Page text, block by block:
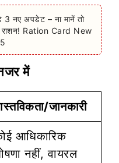
3 नए अपडेट – ना मानें तो
राशन! Ration Card New
में
जानकारी
आधिकारिक
नहीं, वायरल